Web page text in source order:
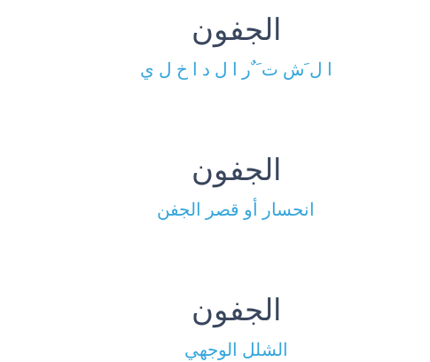
الجفون
ا ل َش ت َ ٌر ا ل د ا خ ل ي
الجفون
انحسار أو قصر الجفن
الجفون
الشلل الوجهي